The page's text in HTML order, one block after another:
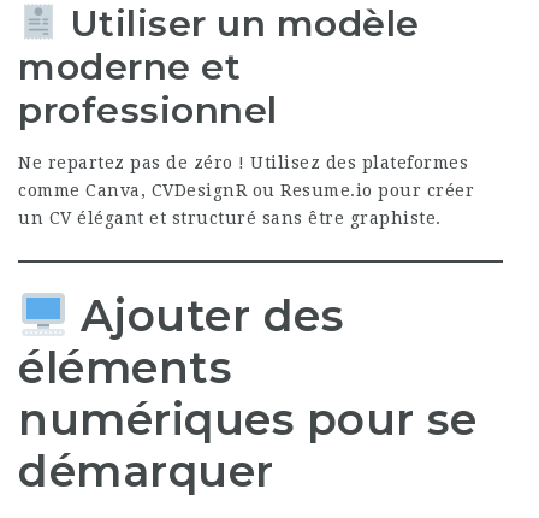
Utiliser un modèle
moderne et
professionnel
Ne repartez pas de zéro ! Utilisez des plateformes
comme Canva, CVDesignR ou Resume.io pour créer
un CV élégant et structuré sans être graphiste.
Ajouter des
éléments
numériques pour se
démarquer